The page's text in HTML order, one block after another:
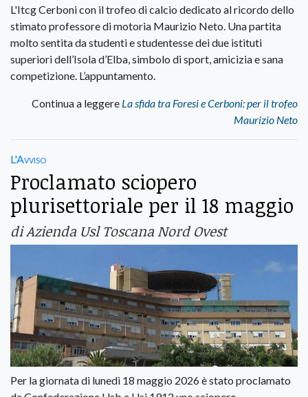
L'Itcg Cerboni con il trofeo di calcio dedicato al ricordo dello
stimato professore di motoria Maurizio Neto. Una partita
molto sentita da studenti e studentesse dei due istituti
superiori dell’Isola d’Elba, simbolo di sport, amicizia e sana
competizione. L’appuntamento.
Continua a leggere La sfida tra Foresi e Cerboni: per il trofeo
Maurizio Neto
L'Avviso
Proclamato sciopero
plurisettoriale per il 18 maggio
di Azienda Usl Toscana Nord Ovest
Per la giornata di lunedì 18 maggio 2026 è stato proclamato